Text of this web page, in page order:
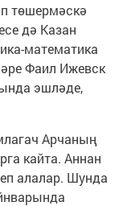
төшермәскә
дә Казан
математика
Фаил Ижевск
эшләде,
Арчаның
кайта. Аннан
алалар. Шунда